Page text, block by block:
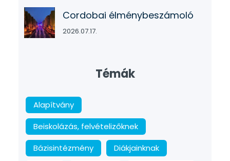
Cordobai élménybeszámoló
2026.07.17.
Témák
Alapítvány
Beiskolázás, felvételizőknek
Bázisintézmény
Diákjainknak